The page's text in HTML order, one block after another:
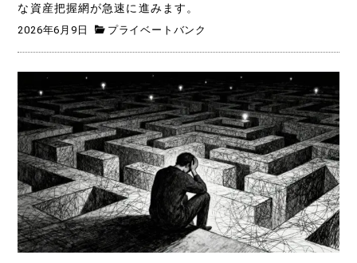
な資産把握網が急速に進みます。
2026年6月9日 プライベートバンク